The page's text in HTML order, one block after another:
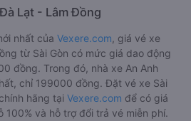
Lạt - Lâm Đồng
nhất của Vexere.com , giá vé xe
từ Sài Gòn có mức giá dao động
đồng. Trong đó, nhà xe An Anh
chỉ 199000 đồng. Đặt vé xe Sài
hãng tại Vexere.com để có giá
100% và hỗ trợ đổi trả vé miễn phí.